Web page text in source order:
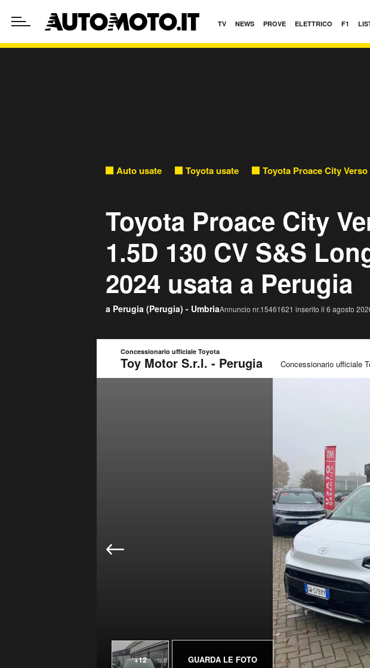
TV NEWS PROVE ELETTRICO F1
Auto usate Toyota usate Toyota Proace City
Toyota Proace City
1.5D 130 CV S&S
2024 usata a Perugia
a Perugia (Perugia) - UmbriaAnnuncio nr.15461621 inserito il 6 agosto
Concessionario ufficiale Toyota
Toy Motor S.r.l. - Perugia Concessionario ufficiale
+12 GUARDA LE FOTO